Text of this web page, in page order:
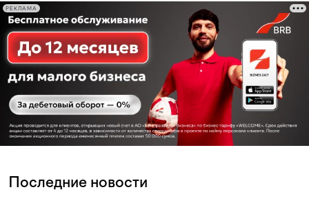
РЕКЛАМА
Последние новости